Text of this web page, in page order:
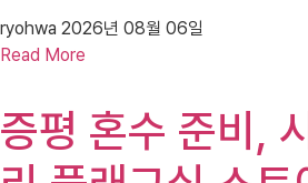
ryohwa 2026년 08월 06일
Read More
증평 혼수 준비,